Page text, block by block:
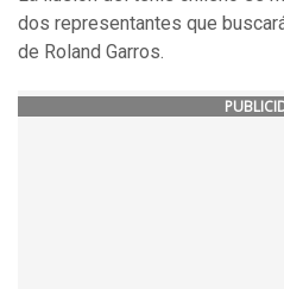
dos representantes que
de Roland Garros.